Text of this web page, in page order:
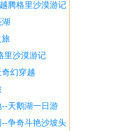
腾格里沙漠游记
旅
沙漠游记
幻穿越
--天鹅湖一日游
争奇斗艳沙坡头